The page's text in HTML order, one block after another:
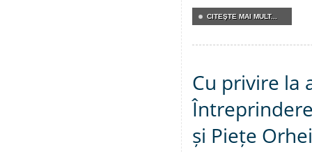
CITEŞTE MAI MULT...
Cu privire la
și Piețe